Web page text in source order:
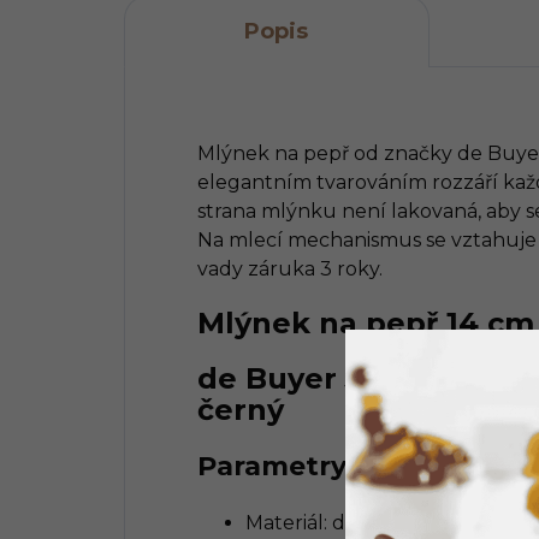
Popis
Mlýnek na pepř od značky de
elegantním tvarováním rozzáří
strana mlýnku není lakovaná, aby
Na mlecí mechanismus se
vady záruka 3 roky.
Mlýnek na pepř 14
de Buyer Java mlýnek
černý
Parametry
Materiál: dřevo